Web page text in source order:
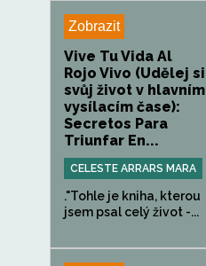
Zobrazit
Vive Tu Vida Al
Rojo Vivo (Udělej si
svůj život v hlavním
vysílacím čase):
Secretos Para
Triunfar En...
CELESTE ARRARS MARA
."Tohle je kniha, kterou
jsem psal celý život -...